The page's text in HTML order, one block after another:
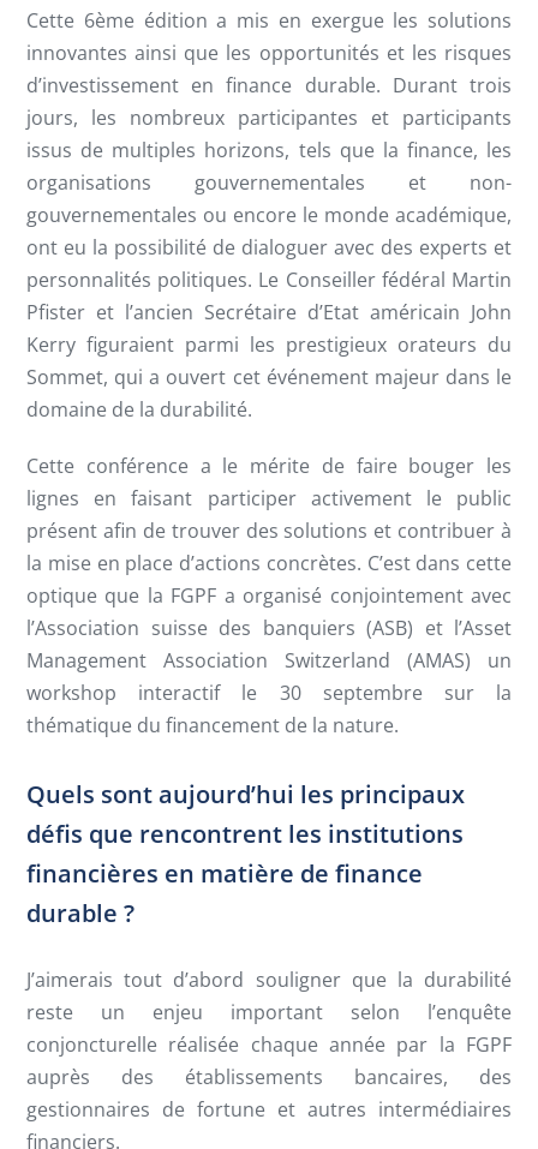
Cette 6ème édition a mis en exergue les solutions
innovantes ainsi que les opportunités et les risques
d’investissement en finance durable. Durant trois
jours, les nombreux participantes et participants
issus de multiples horizons, tels que la finance, les
organisations gouvernementales et non-
gouvernementales ou encore le monde académique,
ont eu la possibilité de dialoguer avec des experts et
personnalités politiques. Le Conseiller fédéral Martin
Pfister et l’ancien Secrétaire d’Etat américain John
Kerry figuraient parmi les prestigieux orateurs du
Sommet, qui a ouvert cet événement majeur dans le
domaine de la durabilité.
Cette conférence a le mérite de faire bouger les
lignes en faisant participer activement le public
présent afin de trouver des solutions et contribuer à
la mise en place d’actions concrètes. C’est dans cette
optique que la FGPF a organisé conjointement avec
l’Association suisse des banquiers (ASB) et l’Asset
Management Association Switzerland (AMAS) un
workshop interactif le 30 septembre sur la
thématique du financement de la nature.
Quels sont aujourd’hui les principaux
défis que rencontrent les institutions
financières en matière de finance
durable ?
J’aimerais tout d’abord souligner que la durabilité
reste un enjeu important selon l’enquête
conjoncturelle réalisée chaque année par la FGPF
auprès des établissements bancaires, des
gestionnaires de fortune et autres intermédiaires
financiers.